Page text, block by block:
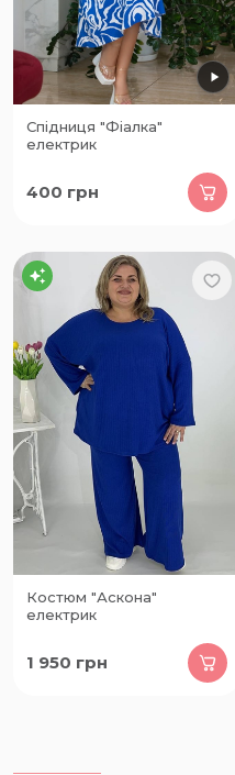
Спідниця "Фіалка"
електрик
400 грн
Костюм "Аскона"
електрик
1 950 грн